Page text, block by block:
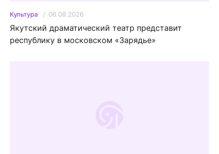
Культура 06.08.2026
Якутский драматический театр представит
республику в московском «Зарядье»